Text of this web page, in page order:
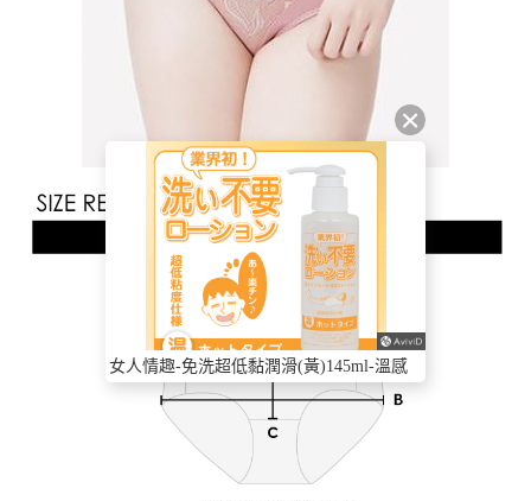
女人情趣-免洗超低黏潤滑(黃)145ml-溫感